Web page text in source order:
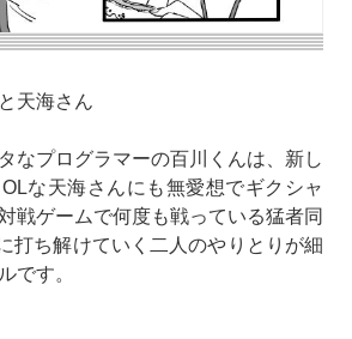
天海さん
なプログラマーの百川くんは、新し
な天海さんにも無愛想でギクシャ
戦ゲームで何度も戦っている猛者同
ち解けていく二人のやりとりが細
です。